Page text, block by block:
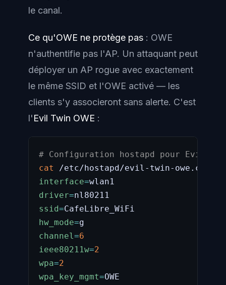
le canal.
Ce qu'OWE ne protège pas : OWE
n'authentifie pas l'AP. Un attaquant peut
déployer un AP rogue avec exactement
le même SSID et l'OWE activé — les
clients s'y associeront sans alerte. C'est
l'Evil Twin OWE :
# Configuration hostapd pour Evil Twin
cat
interface=
driver=
ssid=
hw_mode=
channel=6
ieee80211w=2
wpa=2
wpa_key_mgmt=